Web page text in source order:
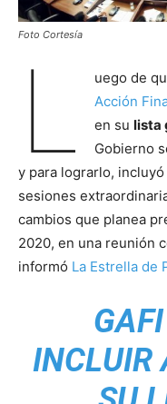
Foto Cortesía
L uego de
Acción
en su lista
Gobierno
y para lograrlo,
sesiones
cambios que planea
2020, en una reunión
informó La Estrella de
INCLUIR